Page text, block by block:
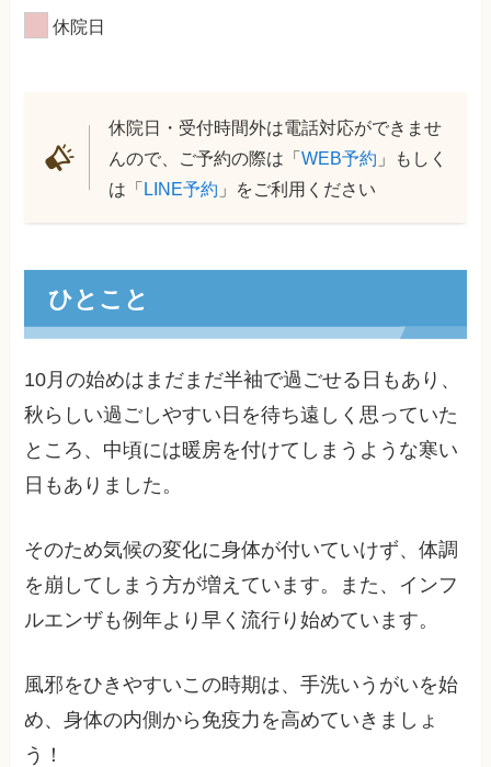
休院日
休院日・受付時間外は電話対応ができませ
んので、ご予約の際は「WEB予約 」もしく
は「LINE予約 」をご利用ください
ひとこと
10月の始めはまだまだ半袖で過ごせる日もあり、
秋らしい過ごしやすい日を待ち遠しく思っていた
ところ、中頃には暖房を付けてしまうような寒い
日もありました。
そのため気候の変化に身体が付いていけず、体調
を崩してしまう方が増えています。また、インフ
ルエンザも例年より早く流行り始めています。
風邪をひきやすいこの時期は、手洗いうがいを始
め、身体の内側から免疫力を高めていきましょ
う！